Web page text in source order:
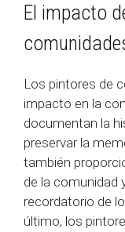
El impacto
Los pintores de
impacto en la
documentan la
preservar la
también
de la comunidad
recordatorio de
último, los